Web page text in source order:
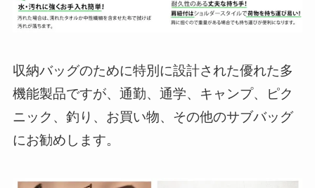
収納バッグのために特別に設計された優れた多
機能製品ですが、通勤、通学、キャンプ、ピク
ニック、釣り、お買い物、その他のサブバッグ
にお勧めします。